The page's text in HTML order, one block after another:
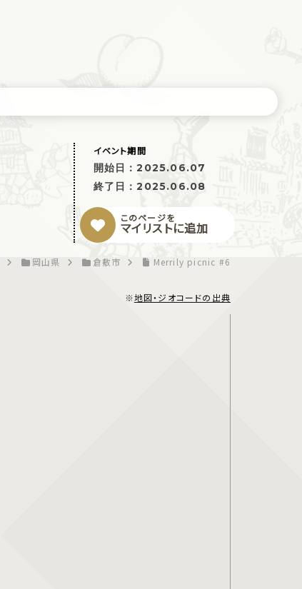
イベント期間
開始日：2025.06.07
終了日：2025.06.08
このページを
マイリストに追加
岡山県 倉敷市 Merrily picnic #6
※地図・ジオコードの出典